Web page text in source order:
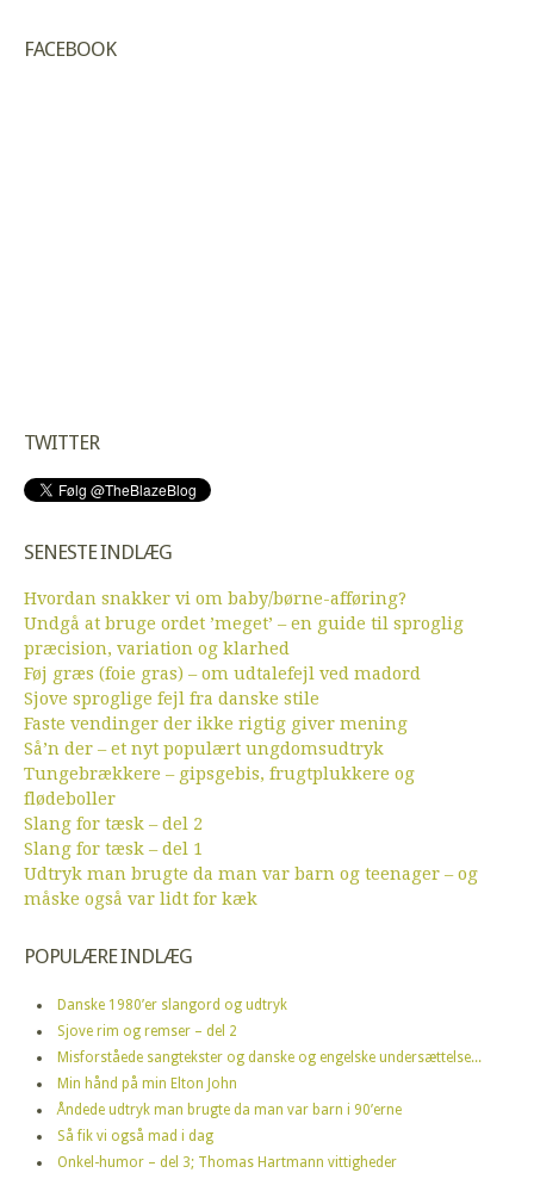
FACEBOOK
TWITTER
SENESTE INDLÆG
Hvordan snakker vi om baby/børne-afføring?
Undgå at bruge ordet ’meget’ – en guide til sproglig
præcision, variation og klarhed
Føj græs (foie gras) – om udtalefejl ved madord
Sjove sproglige fejl fra danske stile
Faste vendinger der ikke rigtig giver mening
Så’n der – et nyt populært ungdomsudtryk
Tungebrækkere – gipsgebis, frugtplukkere og
flødeboller
Slang for tæsk – del 2
Slang for tæsk – del 1
Udtryk man brugte da man var barn og teenager – og
måske også var lidt for kæk
POPULÆRE INDLÆG
Danske 1980’er slangord og udtryk
Sjove rim og remser – del 2
Misforståede sangtekster og danske og engelske undersættelse...
Min hånd på min Elton John
Åndede udtryk man brugte da man var barn i 90’erne
Så fik vi også mad i dag
Onkel-humor – del 3; Thomas Hartmann vittigheder